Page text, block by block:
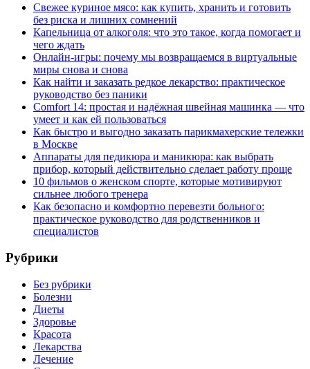
Свежее куриное мясо: как купить, хранить и готовить
без риска и лишних сомнений
Капельница от алкоголя: что это такое, когда помогает и
чего ждать
Онлайн-игры: почему мы возвращаемся в виртуальные
миры снова и снова
Как найти и заказать редкое лекарство: практическое
руководство без паники
Comfort 14: простая и надёжная швейная машинка — что
умеет и как ей пользоваться
Как быстро и выгодно заказать парикмахерские тележки
в Москве
Аппараты для педикюра и маникюра: как выбрать
прибор, который действительно сделает работу проще
10 фильмов о женском спорте, которые мотивируют
сильнее любого тренера
Как безопасно и комфортно перевезти больного:
практическое руководство для родственников и
специалистов
Рубрики
Без рубрики
Болезни
Диеты
Здоровье
Красота
Лекарства
Лечение